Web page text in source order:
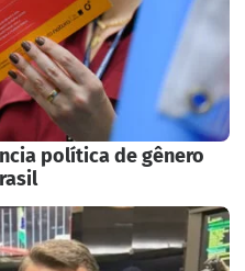
política de gênero